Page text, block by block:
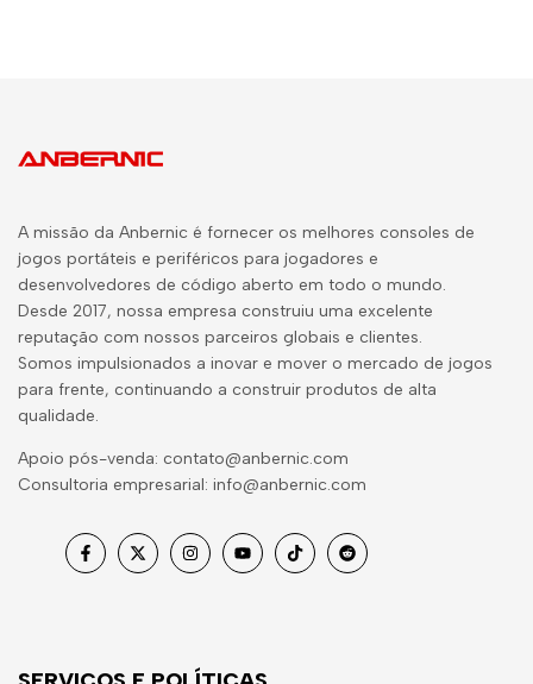
A missão da Anbernic é fornecer os melhores consoles de
jogos portáteis e periféricos para jogadores e
desenvolvedores de código aberto em todo o mundo.
Desde 2017, nossa empresa construiu uma excelente
reputação com nossos parceiros globais e clientes.
Somos impulsionados a inovar e mover o mercado de jogos
para frente, continuando a construir produtos de alta
qualidade.
Apoio pós-venda: contato@anbernic.com
Consultoria empresarial: info@anbernic.com
FacebookTwitterInstagramYouTubeTikTokReddit